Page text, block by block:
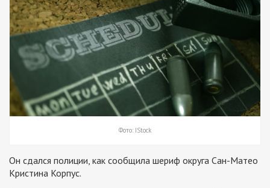
Фото: IStock
Он сдался полиции, как сообщила шериф округа Сан-Матео
Кристина Корпус.